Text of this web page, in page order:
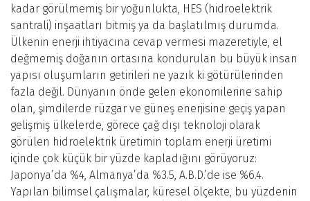
kadar görülmemiş bir yoğunlukta, HES (hidroelektrik
santrali) inşaatları bitmiş ya da başlatılmış durumda.
Ülkenin enerji ihtiyacına cevap vermesi mazeretiyle, el
değmemiş doğanın ortasına kondurulan bu büyük insan
yapısı oluşumların getirileri ne yazık ki götürülerinden
fazla değil. Dünyanın önde gelen ekonomilerine sahip
olan, şimdilerde rüzgar ve güneş enerjisine geçiş yapan
gelişmiş ülkelerde, görece çağ dışı teknoloji olarak
görülen hidroelektrik üretimin toplam enerji üretimi
içinde çok küçük bir yüzde kapladığını görüyoruz:
Japonya’da %4, Almanya’da %3.5, A.B.D.’de ise %6.4.
Yapılan bilimsel çalışmalar, küresel ölçekte, bu yüzdenin